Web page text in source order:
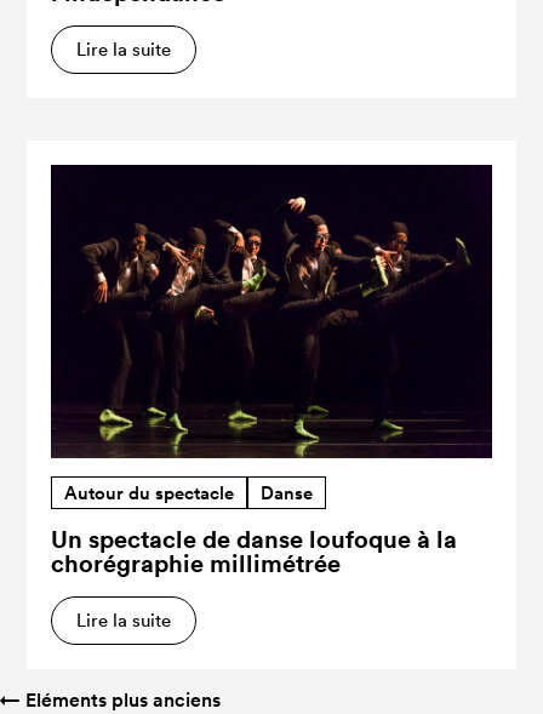
Lire la suite
Autour du spectacle Danse
Un spectacle de danse loufoque à la
chorégraphie millimétrée
Lire la suite
← Eléments plus anciens